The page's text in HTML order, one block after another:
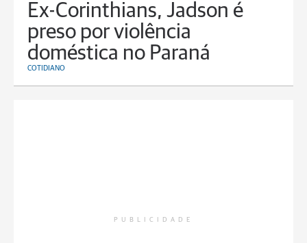
Ex-Corinthians, Jadson é
preso por violência
doméstica no Paraná
COTIDIANO
PUBLICIDADE